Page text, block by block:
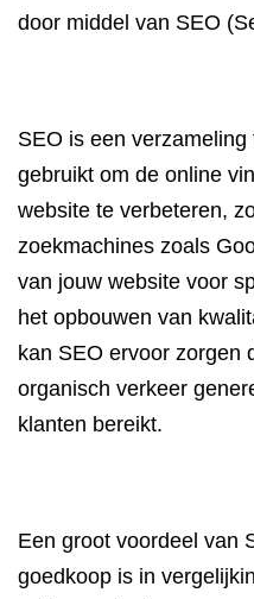
door middel van SEO
SEO is een
gebruikt om de online
website te verbeteren,
zoekmachines zoals
van jouw website voor
het opbouwen van
kan SEO ervoor zorgen
organisch verkeer
klanten bereikt.
Een groot voordeel van
goedkoop is in